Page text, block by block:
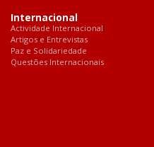
Internacional
Actividade Internacional
Artigos e Entrevistas
Paz e Solidariedade
Questões Internacionais